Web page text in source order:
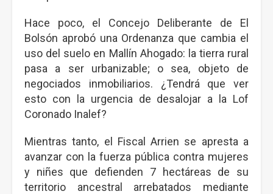
Hace poco, el Concejo Deliberante de El
Bolsón aprobó una Ordenanza que cambia el
uso del suelo en Mallín Ahogado: la tierra rural
pasa a ser urbanizable; o sea, objeto de
negociados inmobiliarios. ¿Tendrá que ver
esto con la urgencia de desalojar a la Lof
Coronado Inalef?
Mientras tanto, el Fiscal Arrien se apresta a
avanzar con la fuerza pública contra mujeres
y niñes que defienden 7 hectáreas de su
territorio ancestral arrebatados mediante